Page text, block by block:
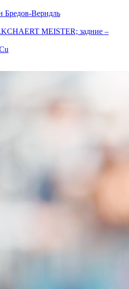
Бредов-Верндль
MEISTER; задние –